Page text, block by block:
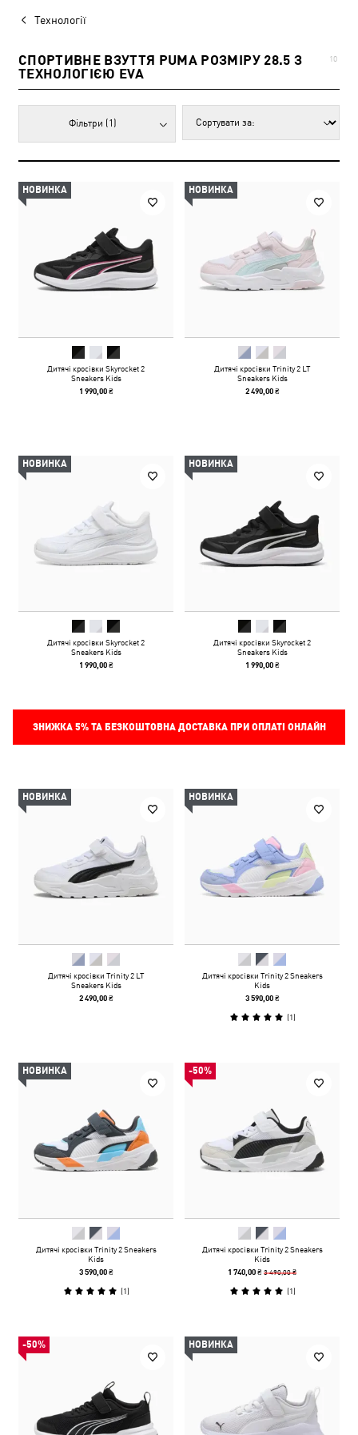
Технології
СПОРТИВНЕ ВЗУТТЯ PUMA РОЗМІРУ 28.5 З
ТЕХНОЛОГІЄЮ EVA
10
Фільтри (1)
НОВИНКА
Дитячі кросівки Skyrocket 2
Sneakers Kids
1 990,00 ₴
НОВИНКА
Дитячі кросівки Trinity 2 LT
Sneakers Kids
2 490,00 ₴
НОВИНКА
Дитячі кросівки Skyrocket 2
Sneakers Kids
1 990,00 ₴
НОВИНКА
Дитячі кросівки Skyrocket 2
Sneakers Kids
1 990,00 ₴
ЗНИЖКА 5%ТА БЕЗКОШТОВНА ДОСТАВКА ПРИ ОПЛАТІ ОНЛАЙН
НОВИНКА
Дитячі кросівки Trinity 2 LT
Sneakers Kids
2 490,00 ₴
НОВИНКА
Дитячі кросівки Trinity 2 Sneakers
Kids
3 590,00 ₴
(1)
НОВИНКА
Дитячі кросівки Trinity 2 Sneakers
Kids
3 590,00 ₴
(1)
-50%
Дитячі кросівки Trinity 2 Sneakers
Kids
1 740,00 ₴3 490,00 ₴
(1)
-50% НОВИНКА